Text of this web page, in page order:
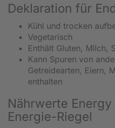
Deklaration für
Kühl und trocken
Vegetarisch
Enthält Gluten, Milch,
Kann Spuren von
Getreidearten, Eiern,
enthalten
Nährwerte Energy
Energie-Riegel